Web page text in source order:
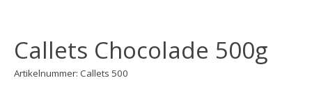
Callets Chocolade 500g
Artikelnummer: Callets 500